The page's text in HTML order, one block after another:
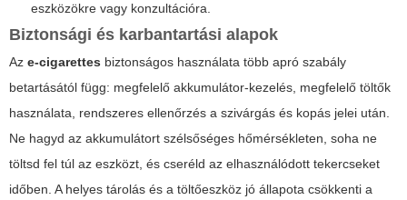
eszközökre vagy konzultációra.
Biztonsági és karbantartási alapok
Az e-cigarettes biztonságos használata több apró szabály
betartásától függ: megfelelő akkumulátor-kezelés, megfelelő töltők
használata, rendszeres ellenőrzés a szivárgás és kopás jelei után.
Ne hagyd az akkumulátort szélsőséges hőmérsékleten, soha ne
töltsd fel túl az eszközt, és cseréld az elhasználódott tekercseket
időben. A helyes tárolás és a töltőeszköz jó állapota csökkenti a